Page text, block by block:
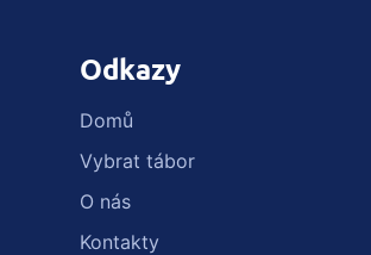
Odkazy
Domů
Vybrat tábor
O nás
Kontakty